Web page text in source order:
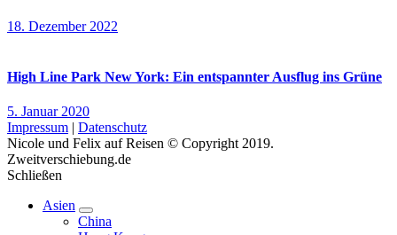
18. Dezember 2022
High Line Park New York: Ein entspannter Ausflug ins Grüne
5. Januar 2020
Impressum | Datenschutz
Nicole und Felix auf Reisen © Copyright 2019.
Zweitverschiebung.de
Schließen
Asien
Untermenü
erweitern
China